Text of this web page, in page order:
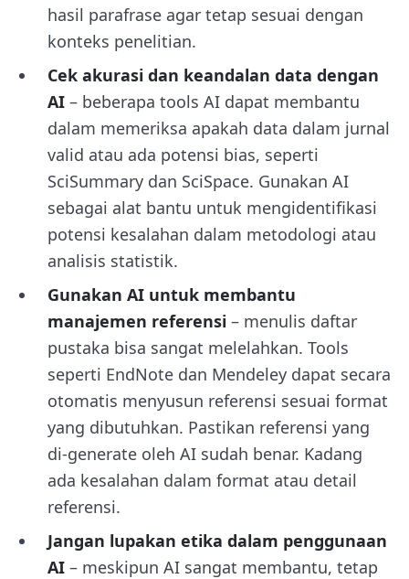
hasil parafrase agar tetap sesuai dengan
konteks penelitian.
Cek akurasi dan keandalan data dengan
AI – beberapa tools AI dapat membantu
dalam memeriksa apakah data dalam jurnal
valid atau ada potensi bias, seperti
SciSummary dan SciSpace. Gunakan AI
sebagai alat bantu untuk mengidentifikasi
potensi kesalahan dalam metodologi atau
analisis statistik.
Gunakan AI untuk membantu
manajemen referensi – menulis daftar
pustaka bisa sangat melelahkan. Tools
seperti EndNote dan Mendeley dapat secara
otomatis menyusun referensi sesuai format
yang dibutuhkan. Pastikan referensi yang
di-generate oleh AI sudah benar. Kadang
ada kesalahan dalam format atau detail
referensi.
Jangan lupakan etika dalam penggunaan
AI – meskipun AI sangat membantu, tetap